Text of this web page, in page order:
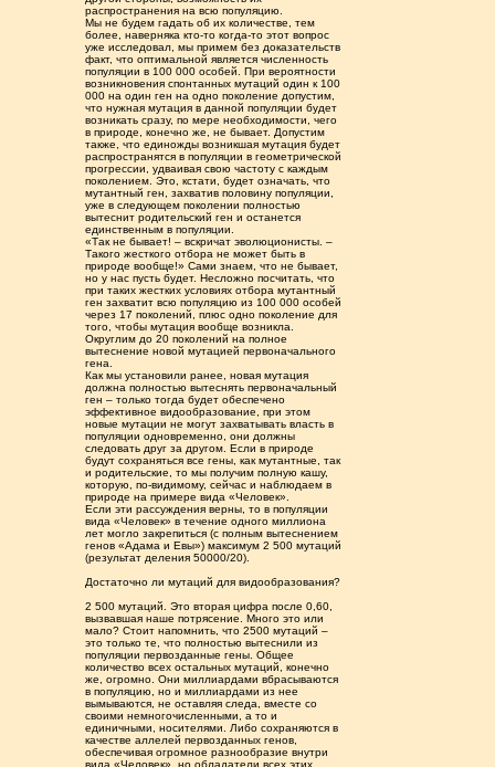
распространения на всю популяцию.
Мы не будем гадать об их количестве, тем
более, наверняка кто-то когда-то этот вопрос
уже исследовал, мы примем без доказательств
факт, что оптимальной является численность
популяции в 100 000 особей. При вероятности
возникновения спонтанных мутаций один к 100
000 на один ген на одно поколение допустим,
что нужная мутация в данной популяции будет
возникать сразу, по мере необходимости, чего
в природе, конечно же, не бывает. Допустим
также, что единожды возникшая мутация будет
распространятся в популяции в геометрической
прогрессии, удваивая свою частоту с каждым
поколением. Это, кстати, будет означать, что
мутантный ген, захватив половину популяции,
уже в следующем поколении полностью
вытеснит родительский ген и останется
единственным в популяции.
«Так не бывает! – вскричат эволюционисты. –
Такого жесткого отбора не может быть в
природе вообще!» Сами знаем, что не бывает,
но у нас пусть будет. Несложно посчитать, что
при таких жестких условиях отбора мутантный
ген захватит всю популяцию из 100 000 особей
через 17 поколений, плюс одно поколение для
того, чтобы мутация вообще возникла.
Округлим до 20 поколений на полное
вытеснение новой мутацией первоначального
гена.
Как мы установили ранее, новая мутация
должна полностью вытеснять первоначальный
ген – только тогда будет обеспечено
эффективное видообразование, при этом
новые мутации не могут захватывать власть в
популяции одновременно, они должны
следовать друг за другом. Если в природе
будут сохраняться все гены, как мутантные, так
и родительские, то мы получим полную кашу,
которую, по-видимому, сейчас и наблюдаем в
природе на примере вида «Человек».
Если эти рассуждения верны, то в популяции
вида «Человек» в течение одного миллиона
лет могло закрепиться (с полным вытеснением
генов «Адама и Евы») максимум 2 500 мутаций
(результат деления 50000/20).
Достаточно ли мутаций для видообразования?
2 500 мутаций. Это вторая цифра после 0,60,
вызвавшая наше потрясение. Много это или
мало? Стоит напомнить, что 2500 мутаций –
это только те, что полностью вытеснили из
популяции первозданные гены. Общее
количество всех остальных мутаций, конечно
же, огромно. Они миллиардами вбрасываются
в популяцию, но и миллиардами из нее
вымываются, не оставляя следа, вместе со
своими немногочисленными, а то и
единичными, носителями. Либо сохраняются в
качестве аллелей первозданных генов,
обеспечивая огромное разнообразие внутри
вида «Человек», но обладатели всех этих